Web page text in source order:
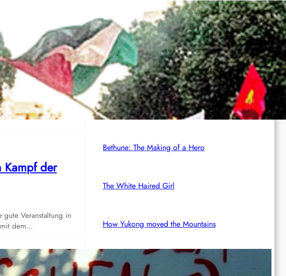
„Nieder mit
der die Aktivitäten
entfaltet…
Kampf der
Veranstaltung in
dem…
Rote Post #96
Rotdenker
The Red Detachment of Women
Bethune: The Making of a Hero
The White Haired Girl
How Yukong moved the Mountains
Ernst Thälmann – Sohn seiner Klasse